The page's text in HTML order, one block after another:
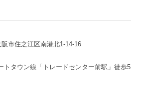
市住之江区南港北1-14-16
トタウン線「トレードセンター前駅」徒歩5